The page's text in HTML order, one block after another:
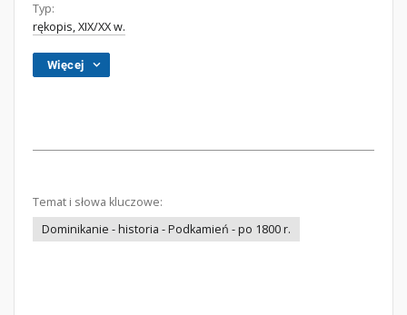
Typ:
rękopis, XIX/XX w.
Więcej
Temat i słowa kluczowe:
Dominikanie - historia - Podkamień - po 1800 r.